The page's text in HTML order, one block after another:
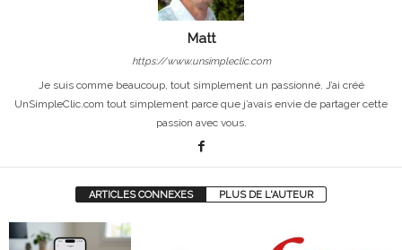
Matt
https://www.unsimpleclic.com
Je suis comme beaucoup, tout simplement un passionné. J’ai créé
UnSimpleClic.com tout simplement parce que j’avais envie de partager cette
passion avec vous.
ARTICLES CONNEXES PLUS DE L'AUTEUR